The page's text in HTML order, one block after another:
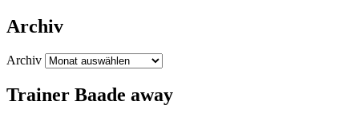
Archiv
Archiv
Trainer Baade away